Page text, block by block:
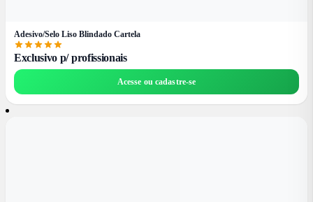
Adesivo/Selo Liso Blindado Cartela
Exclusivo p/ profissionais
Acesse ou cadastre-se